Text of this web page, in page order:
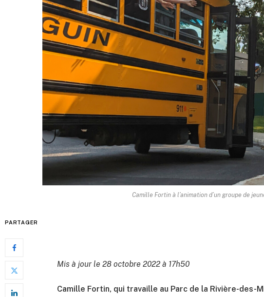
Camille Fortin à l’animation d’un groupe de
PARTAGER
Mis à jour le 28 octobre 2022 à 17h50
Camille Fortin, qui travaille au Parc de la Rivière-des-